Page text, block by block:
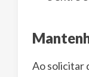
Ao solicitar